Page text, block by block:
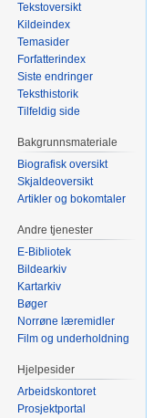
Tekstoversikt
Kildeindex
Temasider
Forfatterindex
Siste endringer
Teksthistorik
Tilfeldig side
Bakgrunnsmateriale
Biografisk oversikt
Skjaldeoversikt
Artikler og bokomtaler
Andre tjenester
E-Bibliotek
Bildearkiv
Kartarkiv
Bøger
Norrøne læremidler
Film og underholdning
Hjelpesider
Arbeidskontoret
Prosjektportal